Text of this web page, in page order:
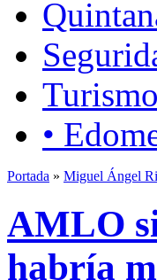
Turismo
•
Portada » Miguel Ángel
AMLO
habría